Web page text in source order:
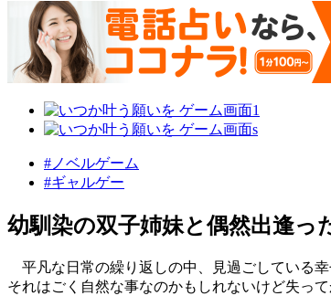
#ノベルゲーム
#ギャルゲー
幼馴染の双子姉妹と偶然出逢
平凡な日常の繰り返しの中、見過ごしている幸
それはごく自然な事なのかもしれないけど失っ